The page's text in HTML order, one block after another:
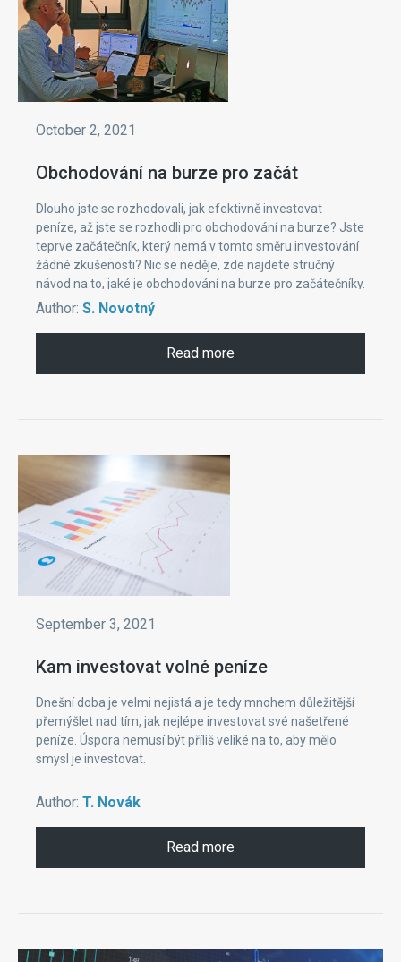
October 2, 2021
Obchodování na burze pro začát
Dlouho jste se rozhodovali, jak efektivně investovat
peníze, až jste se rozhodli pro obchodování na burze? Jste
teprve začátečník, který nemá v tomto směru investování
žádné zkušenosti? Nic se neděje, zde najdete stručný
návod na to, jaké je obchodování na burze pro začátečníky.
Rozhodně to bude vyžadovat čas, trpělivost a chuť se
Author: S. Novotný
Read more
September 3, 2021
Kam investovat volné peníze
Dnešní doba je velmi nejistá a je tedy mnohem důležitější
přemýšlet nad tím, jak nejlépe investovat své našetřené
peníze. Úspora nemusí být příliš veliké na to, aby mělo
smysl je investovat.
Author: T. Novák
Read more